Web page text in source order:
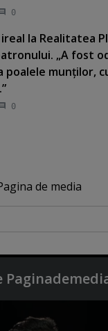
0
la Realitatea
„A fost
poalele munţilor,
0
de media